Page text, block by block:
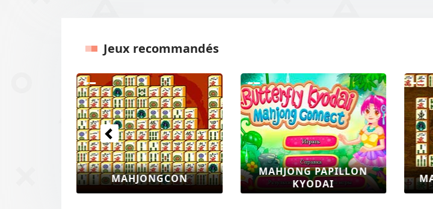
Jeux recommandés
ANIMAL CONNECT 2 FARM CONNECT 2
Previous